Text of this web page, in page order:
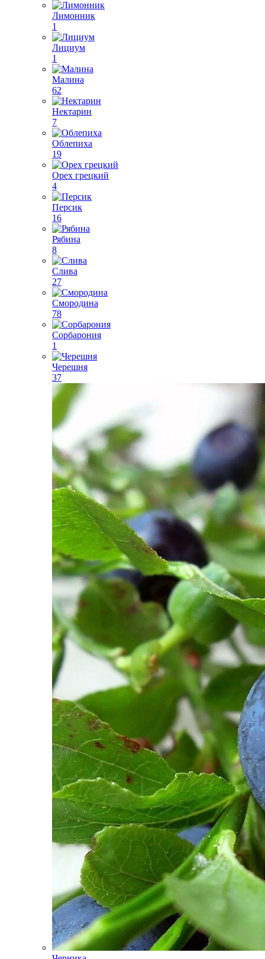
Лимонник
1
Лициум
1
Малина
62
Нектарин
7
Облепиха
19
Орех грецкий
4
Персик
16
Рябина
8
Слива
27
Смородина
78
Сорбарония
1
Черешня
37